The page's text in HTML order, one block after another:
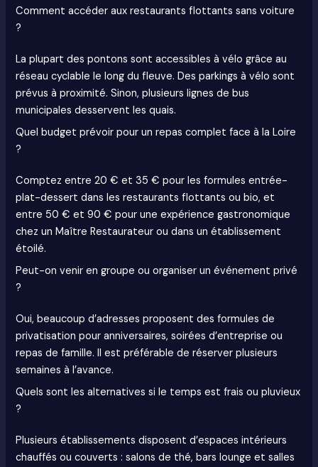
Comment accéder aux restaurants flottants sans voiture
?
La plupart des pontons sont accessibles à vélo grâce au
réseau cyclable le long du fleuve. Des parkings à vélo sont
prévus à proximité. Sinon, plusieurs lignes de bus
municipales desservent les quais.
Quel budget prévoir pour un repas complet face à la Loire
?
Comptez entre 20 € et 35 € pour les formules entrée-
plat-dessert dans les restaurants flottants ou bio, et
entre 50 € et 90 € pour une expérience gastronomique
chez un Maître Restaurateur ou dans un établissement
étoilé.
Peut-on venir en groupe ou organiser un événement privé
?
Oui, beaucoup d’adresses proposent des formules de
privatisation pour anniversaires, soirées d’entreprise ou
repas de famille. Il est préférable de réserver plusieurs
semaines à l’avance.
Quels sont les alternatives si le temps est frais ou pluvieux
?
Plusieurs établissements disposent d’espaces intérieurs
chauffés ou couverts : salons de thé, bars lounge et salles